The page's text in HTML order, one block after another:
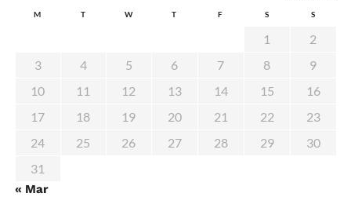
M T W T F S S
1
2
3
4 5 6 7 8
9
10
11 12 13 14 15
16
17
18 19 20 21 22
23
24
25 26 27 28 29
30
31
« Mar